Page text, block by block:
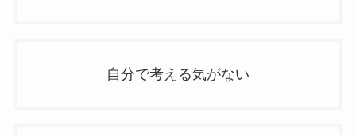
自分で考える気がない